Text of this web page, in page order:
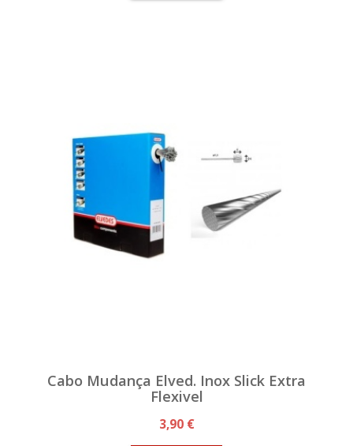
Cabo Mudança Elved. Inox Slick Extra
Flexivel
3,90 €